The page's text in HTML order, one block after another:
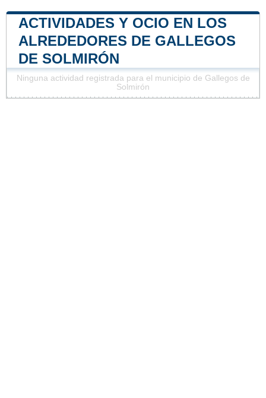
ACTIVIDADES Y OCIO EN LOS
ALREDEDORES DE GALLEGOS
DE SOLMIRÓN
Ninguna actividad registrada para el municipio de Gallegos de
Solmirón